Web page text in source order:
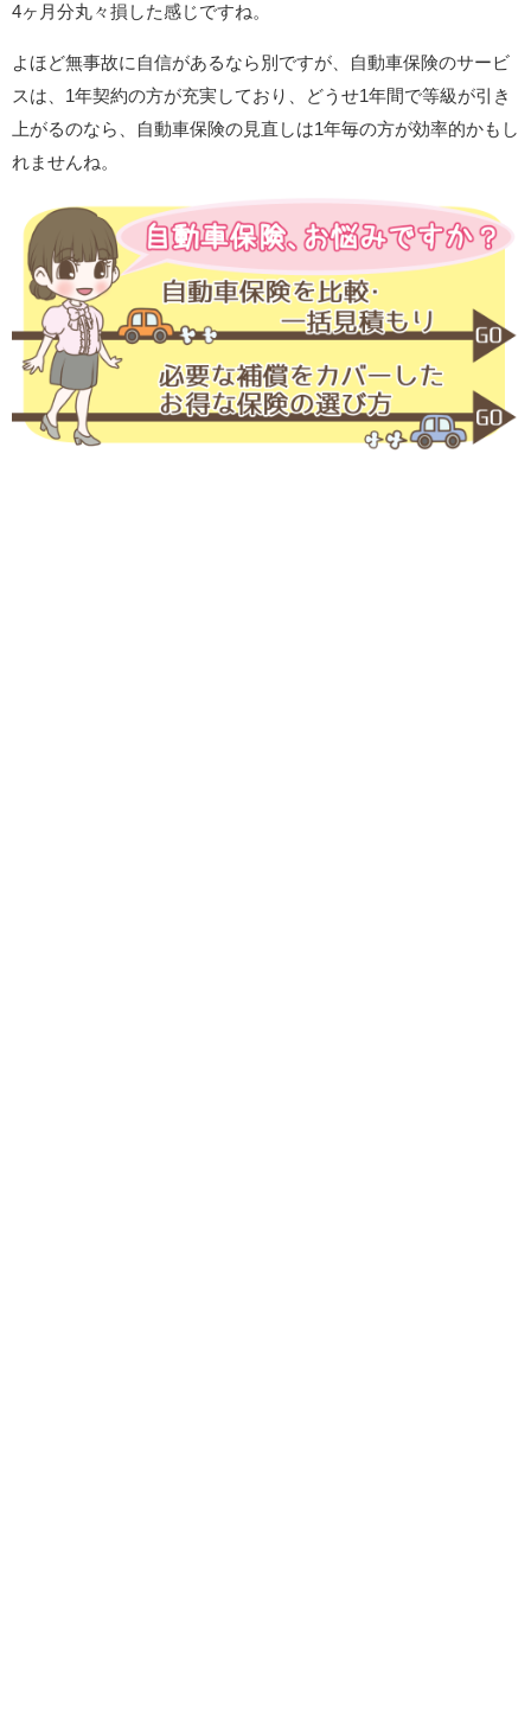
4ヶ月分丸々損した感じですね。
よほど無事故に自信があるなら別ですが、自動車保険のサービ
スは、1年契約の方が充実しており、どうせ1年間で等級が引き
上がるのなら、自動車保険の見直しは1年毎の方が効率的かもし
れませんね。